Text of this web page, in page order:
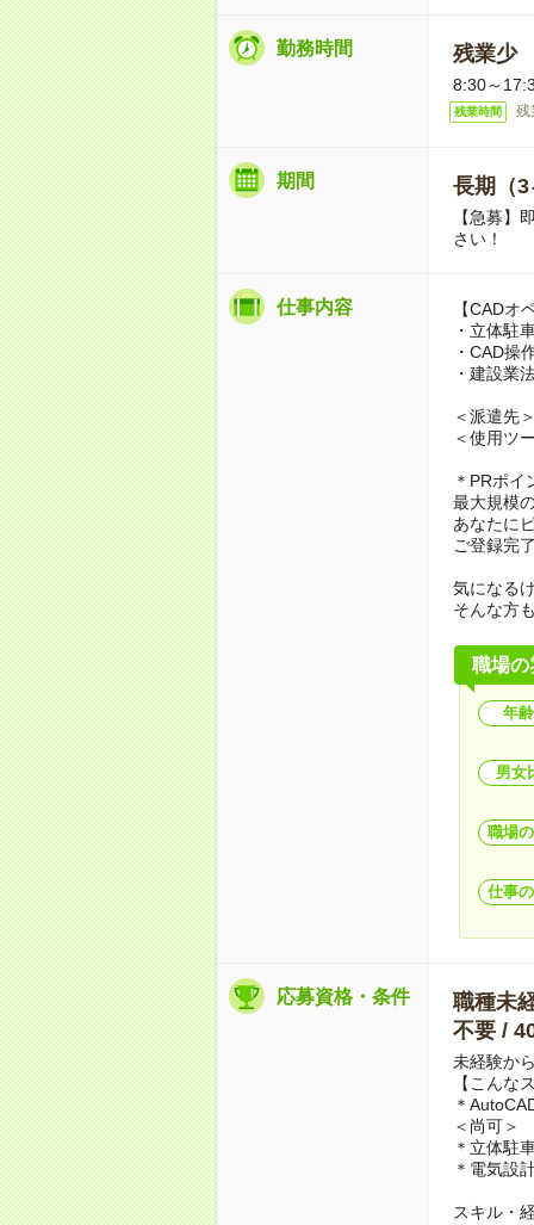
勤務時間 残業少
8:30～
残業時間 残
期間 長期（
【急募
さい！
仕事内容
【CADオ
・立体駐
・CAD操
・建設業
＜派遣先
＜使用ツ
＊PRポ
最大規模
あなたに
ご登録完
気になる
そんな方
職場の
年
男女
職場
仕事
応募資格・条件
職種未
不要 /
未経験か
【こんな
＊
＜尚可＞
＊立体駐
＊電気設
スキル・